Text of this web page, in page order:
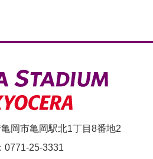
岡市亀岡駅北1丁目8番地2
0771-25-3331